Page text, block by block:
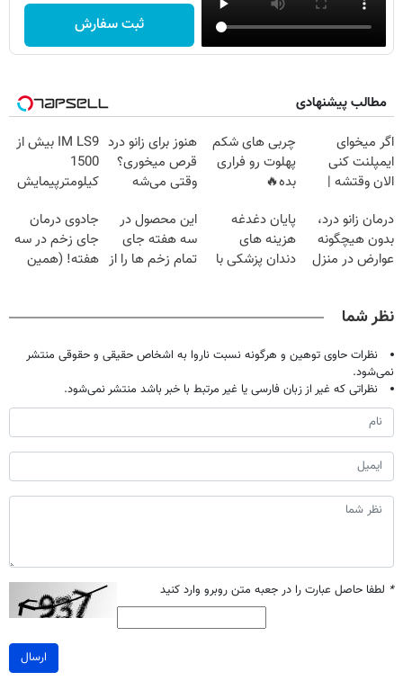
ثبت سفارش
مطالب پیشنهادی
اگر میخوای
ایمپلنت کنی
الان وقتشه |
میلیون تومان!!!
چربی های شکم
پهلوت رو فراری
بده🔥
هنوز برای زانو درد
قرص میخوری؟
وقتی می‌شه
درمانش کرد؟؟؟؟
IM LS9 بیش از
1500
کیلومترپیمایش
درمان زانو درد،
بدون هیچگونه
عوارض در منزل
پایان دغدغه
هزینه های
دندان پزشکی با
این محصول در
سه هفته جای
تمام زخم ها را از
جادوی درمان
جای زخم در سه
هفته! (همین
نظر شما
نظرات حاوی توهین و هرگونه نسبت ناروا به اشخاص حقیقی و حقوقی منتشر
نمی‌شود.
نظراتی که غیر از زبان فارسی یا غیر مرتبط با خبر باشد منتشر نمی‌شود.
* لطفا حاصل عبارت را در جعبه متن روبرو وارد کنید
ارسال